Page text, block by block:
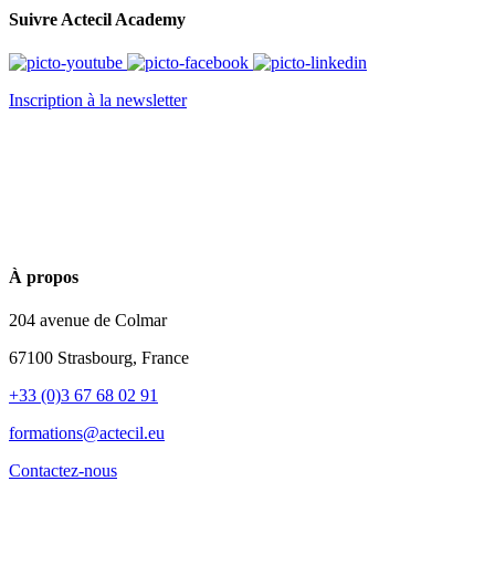
Suivre Actecil Academy
Inscription à la newsletter
À propos
204 avenue de Colmar
67100 Strasbourg, France
+33 (0)3 67 68 02 91
formations@actecil.eu
Contactez-nous